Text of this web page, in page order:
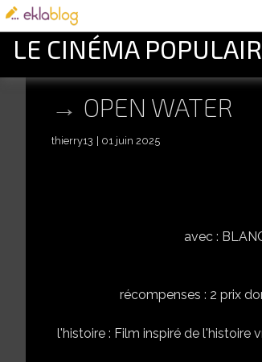
LE CINÉMA
OPEN WATER
thierry13 01 juin 2025
avec :
récompenses : 2 prix
l'histoire : Film inspiré de l'histoire